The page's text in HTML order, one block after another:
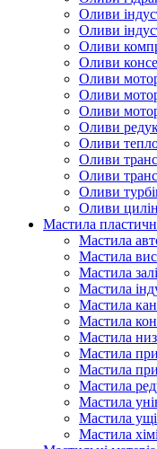
Оливи
Оливи
Оливи
Оливи
Оливи
Оливи
Оливи
Оливи
Оливи
Оливи
Оливи
Оливи
Оливи
Мастила
Мастила
Мастила
Мастила
Мастила
Мастила
Мастила
Мастила
Мастила
Мастила
Мастила
Мастила
Мастила
Мастила